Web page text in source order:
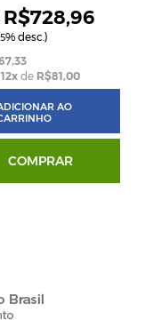
R$728,96
5% desc.)
12x de R$81,00
AO
COMPRAR